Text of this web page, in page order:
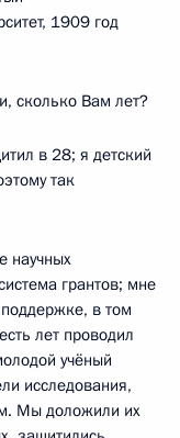
1909 год
сколько Вам лет?
в 28; я детский
так
научных
грантов; мне
в том
лет проводил
учёный
исследования,
Мы доложили их